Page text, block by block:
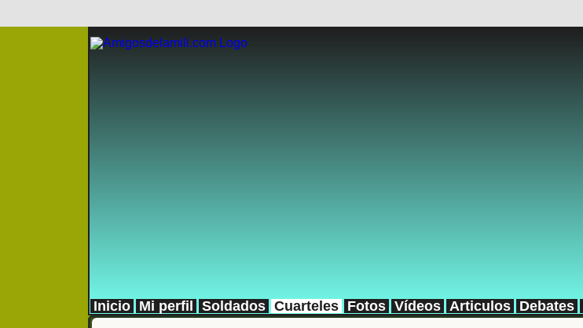
Inicio Mi perfil Soldados Cuarteles Fotos Vídeos Articulos Debates